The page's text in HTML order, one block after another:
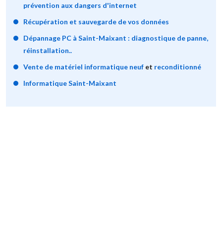
prévention aux dangers d'internet
Récupération et sauvegarde de vos données
Dépannage PC à Saint-Maixant : diagnostique de panne,
réinstallation..
Vente de matériel informatique neuf et reconditionné
Informatique Saint-Maixant